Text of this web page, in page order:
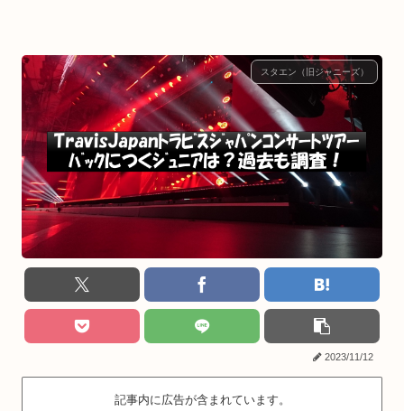
スタエン（旧ジャニーズ）
2023/11/12
記事内に広告が含まれています。